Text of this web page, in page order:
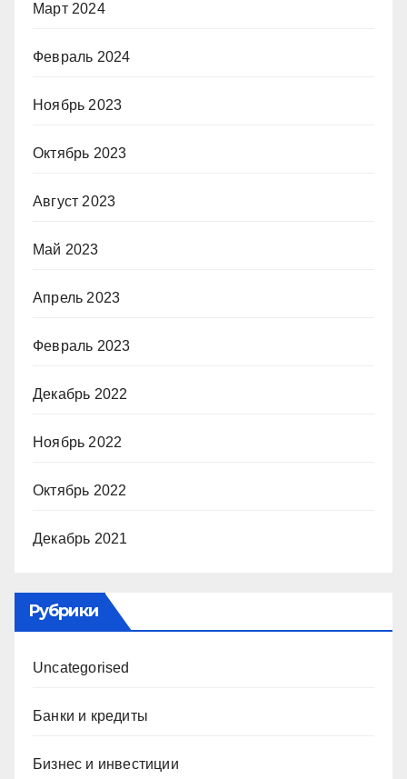
Март 2024
Февраль 2024
Ноябрь 2023
Октябрь 2023
Август 2023
Май 2023
Апрель 2023
Февраль 2023
Декабрь 2022
Ноябрь 2022
Октябрь 2022
Декабрь 2021
Рубрики
Uncategorised
Банки и кредиты
Бизнес и инвестиции